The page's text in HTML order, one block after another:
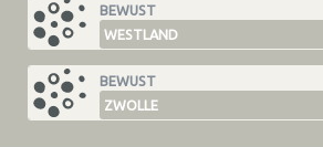
BEWUST
WESTLAND
BEWUST
ZWOLLE